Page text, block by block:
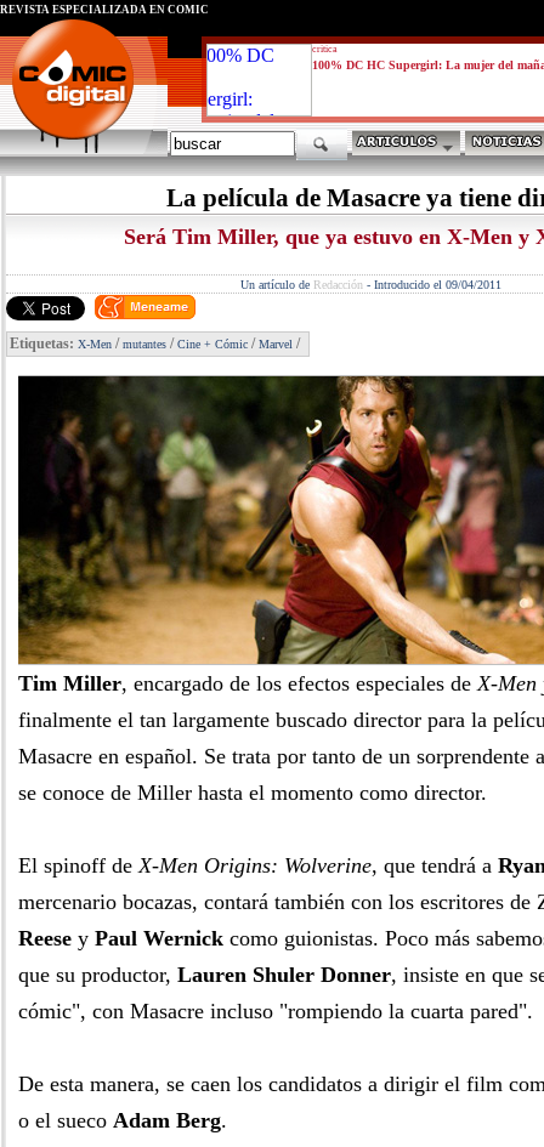
critica
100% DC HC Supergirl: La mujer del
REVISTA ESPECIALIZADA EN CÓMIC
La película de Masacre ya tiene
Será Tim Miller, que ya estuvo en X-Men y
Un artículo de Redacción - Introducido el 09/04/2011
Etiquetas: X-Men /mutantes /Cine + Cómic /Marvel /
Tim Miller, encargado de los efectos especiales deX-Men
finalmente el tan largamente buscado director para la
Masacre en español. Se trata por tanto de un sorprendente
se conoce de Miller hasta el momento como director.
El spinoff deX-Men Origins: Wolverine, que tendrá a
mercenario bocazas, contará también con los escritores
Reese y Paul Wernick como guionistas. Poco más
que su productor, Lauren Shuler Donner, insiste en que
cómic", con Masacre incluso "rompiendo la cuarta pared".
De esta manera, se caen los candidatos a dirigir el film
o el sueco Adam Berg.